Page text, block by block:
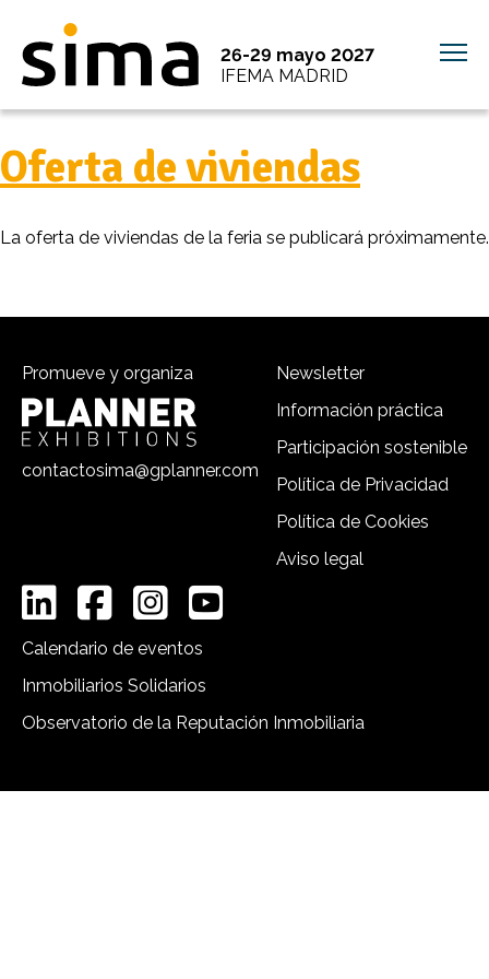
26-29 mayo 2027
IFEMA MADRID
Oferta de viviendas
La oferta de viviendas de la feria se publicará próximamente.
Promueve y organiza
contactosima@gplanner.com
Newsletter
Información práctica
Participación sostenible
Política de Privacidad
Política de Cookies
Aviso legal
Calendario de eventos
Inmobiliarios Solidarios
Observatorio de la Reputación Inmobiliaria